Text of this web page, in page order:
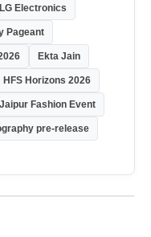
LG Electronics
Pageant
Ekta Jain
HFS Horizons 2026
Jaipur Fashion Event
pre-release